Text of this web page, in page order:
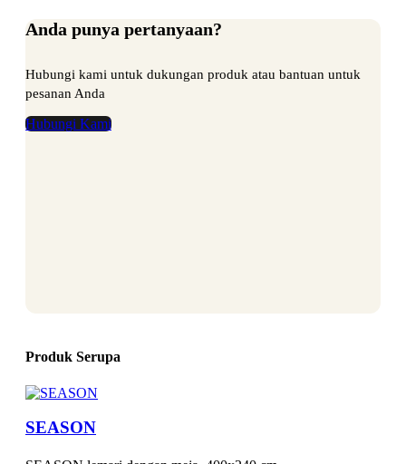
Anda punya pertanyaan?
Hubungi kami untuk dukungan produk atau bantuan untuk
pesanan Anda
Hubungi Kami
Produk Serupa
SEASON